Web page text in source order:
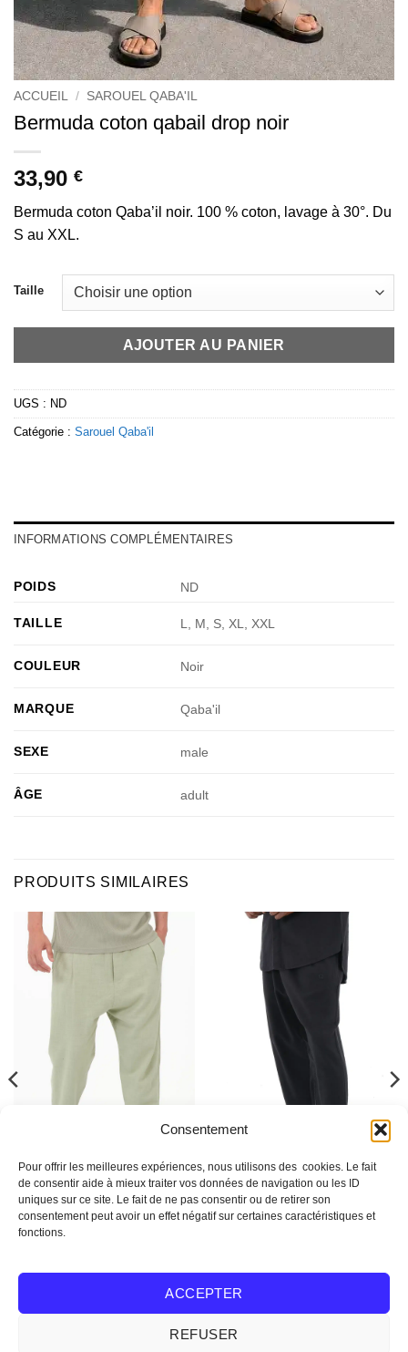
Consentement
Pour offrir les meilleures expériences, nous utilisons des cookies. Le fait
de consentir aide à mieux traiter vos données de navigation ou les ID
uniques sur ce site. Le fait de ne pas consentir ou de retirer son
consentement peut avoir un effet négatif sur certaines caractéristiques et
fonctions.
ACCEPTER
REFUSER
ACCUEIL / SAROUEL QABA'IL
Bermuda coton qabail drop noir
33,90 €
Bermuda coton Qaba’il noir. 100 % coton, lavage à 30°. Du
S au XXL.
Taille
AJOUTER AU PANIER
UGS : ND
Catégorie : Sarouel Qaba'il
INFORMATIONS COMPLÉMENTAIRES
POIDS ND
TAILLE L, M, S, XL, XXL
COULEUR Noir
MARQUE Qaba'il
SEXE male
ÂGE adult
PRODUITS SIMILAIRES
SAROUEL QABA'IL
Sarouel qabail Classic lin
CHOIX DES OPTIONS
produit
SAROUEL QABA'IL
Sarouel qabail Classic lin
CHOIX DES OPTIONS
produit